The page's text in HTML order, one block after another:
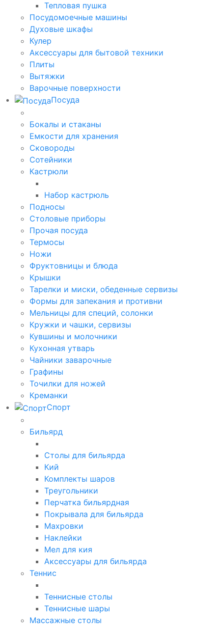
Тепловая пушка
Посудомоечные машины
Духовые шкафы
Кулер
Аксессуары для бытовой техники
Плиты
Вытяжки
Варочные поверхности
Посуда
Бокалы и стаканы
Емкости для хранения
Сковороды
Сотейники
Кастрюли
Набор кастрюль
Подносы
Столовые приборы
Прочая посуда
Термосы
Ножи
Фруктовницы и блюда
Крышки
Тарелки и миски, обеденные сервизы
Формы для запекания и противни
Мельницы для специй, солонки
Кружки и чашки, сервизы
Кувшины и молочники
Кухонная утварь
Чайники заварочные
Графины
Точилки для ножей
Креманки
Спорт
Бильярд
Столы для бильярда
Кий
Комплекты шаров
Треугольники
Перчатка бильярдная
Покрывала для бильярда
Махровки
Наклейки
Мел для кия
Аксессуары для бильярда
Теннис
Теннисные столы
Теннисные шары
Массажные столы